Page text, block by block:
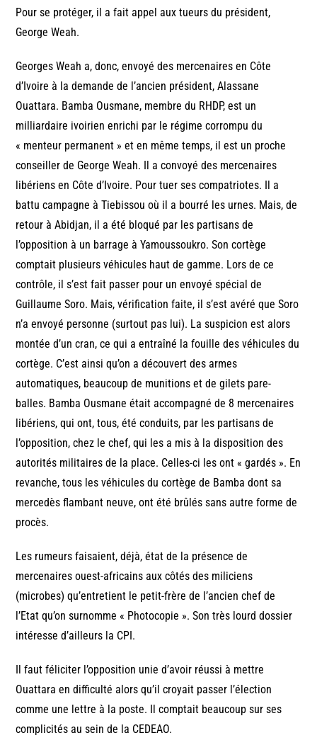
Pour se protéger, il a fait appel aux tueurs du président,
George Weah.
Georges Weah a, donc, envoyé des mercenaires en Côte
d’Ivoire à la demande de l’ancien président, Alassane
Ouattara. Bamba Ousmane, membre du RHDP, est un
milliardaire ivoirien enrichi par le régime corrompu du
« menteur permanent » et en même temps, il est un proche
conseiller de George Weah. Il a convoyé des mercenaires
libériens en Côte d’Ivoire. Pour tuer ses compatriotes. Il a
battu campagne à Tiebissou où il a bourré les urnes. Mais, de
retour à Abidjan, il a été bloqué par les partisans de
l’opposition à un barrage à Yamoussoukro. Son cortège
comptait plusieurs véhicules haut de gamme. Lors de ce
contrôle, il s’est fait passer pour un envoyé spécial de
Guillaume Soro. Mais, vérification faite, il s’est avéré que Soro
n’a envoyé personne (surtout pas lui). La suspicion est alors
montée d’un cran, ce qui a entraîné la fouille des véhicules du
cortège. C’est ainsi qu’on a découvert des armes
automatiques, beaucoup de munitions et de gilets pare-
balles. Bamba Ousmane était accompagné de 8 mercenaires
libériens, qui ont, tous, été conduits, par les partisans de
l’opposition, chez le chef, qui les a mis à la disposition des
autorités militaires de la place. Celles-ci les ont « gardés ». En
revanche, tous les véhicules du cortège de Bamba dont sa
mercedès flambant neuve, ont été brûlés sans autre forme de
procès.
Les rumeurs faisaient, déjà, état de la présence de
mercenaires ouest-africains aux côtés des miliciens
(microbes) qu’entretient le petit-frère de l’ancien chef de
l’Etat qu’on surnomme « Photocopie ». Son très lourd dossier
intéresse d’ailleurs la CPI.
Il faut féliciter l’opposition unie d’avoir réussi à mettre
Ouattara en difficulté alors qu’il croyait passer l’élection
comme une lettre à la poste. Il comptait beaucoup sur ses
complicités au sein de la CEDEAO.